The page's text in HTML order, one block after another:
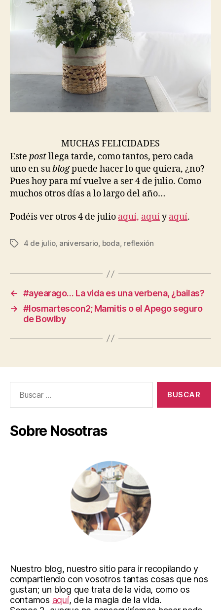
MUCHAS FELICIDADES
Este postllega tarde, como tantos, pero cada
uno en sublogpuede hacer lo que quiera, ¿no?
Pues hoy para mí vuelve a ser 4 de julio. Como
muchos otros días a lo largo del año…
Podéis ver otros 4 de julio aquí, aquíyaquí.
Etiquetas
4 de julio, aniversario, boda, reflexión
← #ayearago… La vida es una verbena, ¿bailas?
→ #losmartescon2; Mamitis o el Apego seguro
de Bowlby
Sobre Nosotras
Nuestro blog, nuestro sitio para ir recopilando y
compartiendo con vosotros tantas cosas que nos
gustan; un blog que trata de la vida, como os
contamos aquí, de la magia de la vida.